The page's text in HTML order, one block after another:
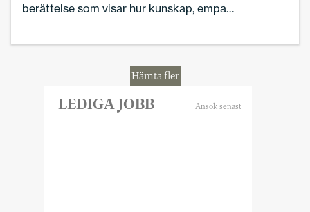
berättelse som visar hur kunskap, empati
att en historia kan forma människors syn
läst. Det är därför vi måste rusta våra
Linnea Lindquist.
Hämta fler